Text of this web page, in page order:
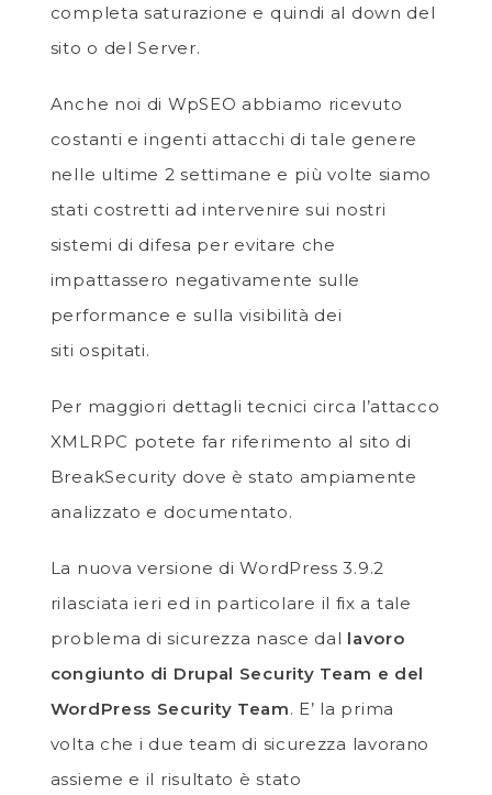
completa saturazione e quindi al down del
sito o del Server.
Anche noi di WpSEO abbiamo ricevuto
costanti e ingenti attacchi di tale genere
nelle ultime 2 settimane e più volte siamo
stati costretti ad intervenire sui nostri
sistemi di difesa per evitare che
impattassero negativamente sulle
performance e sulla visibilità dei
siti ospitati.
Per maggiori dettagli tecnici circa l’attacco
XMLRPC potete far riferimento al sito di
BreakSecurity dove è stato ampiamente
analizzato e documentato.
La nuova versione di WordPress 3.9.2
rilasciata ieri ed in particolare il fix a tale
problema di sicurezza nasce dal lavoro
congiunto di Drupal Security Team e del
WordPress Security Team. E’ la prima
volta che i due team di sicurezza lavorano
assieme e il risultato è stato